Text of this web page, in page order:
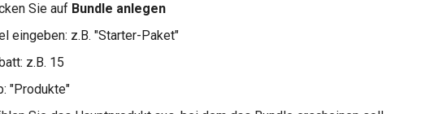
Sie auf Bundle anlegen
eingeben: z.B. "Starter-Paket"
z.B. 15
"Produkte"